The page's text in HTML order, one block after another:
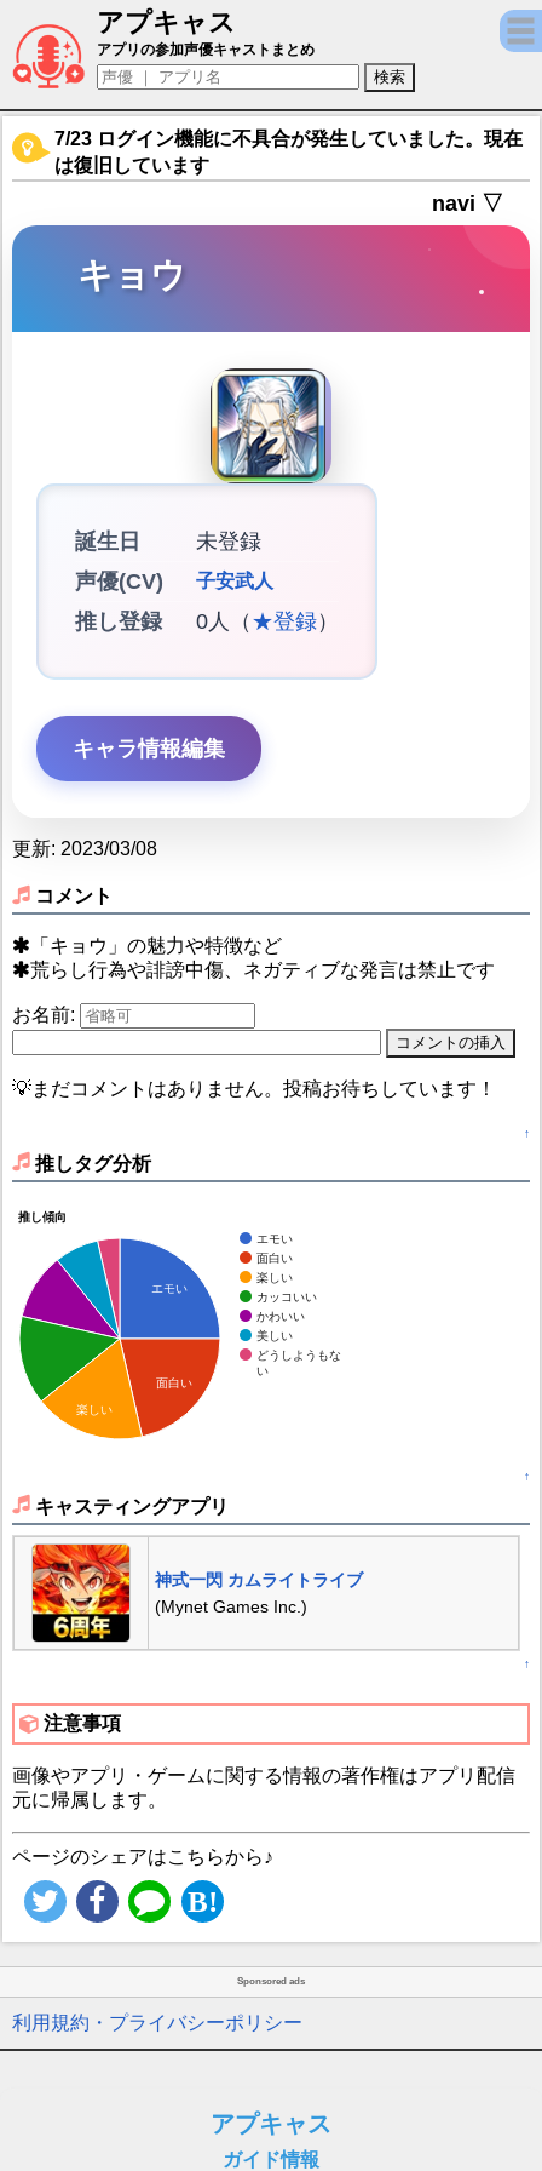
アプキャス
キョウ（声優：子安武人)【神式一閃 カムラ
アプリの参加声優キャストまとめ
7/23 ログイン機能に不具合が発生していました。現在
は復旧しています
navi ▽
キョウ
誕生日
未登録
声優(CV)
子安武人
推し登録 0人（ ★登録）
キャラ情報編集
更新: 2023/03/08
コメント
「キョウ」の魅力や特徴など
荒らし行為や誹謗中傷、ネガティブな発言は禁止です
お名前:
💡まだコメントはありません。投稿お待ちしています！
↑
推しタグ分析
推し傾向
エモい
面白い
楽しい
カッコいい
かわいい
美しい
どうしようもな
い
エモい
面白い
楽しい
↑
キャスティングアプリ
神式一閃 カムライトライブ
(Mynet Games Inc.)
↑
注意事項
画像やアプリ・ゲームに関する情報の著作権はアプリ配信
元に帰属します。
ページのシェアはこちらから♪
Sponsored ads
利用規約・プライバシーポリシー
アプキャス
ガイド情報